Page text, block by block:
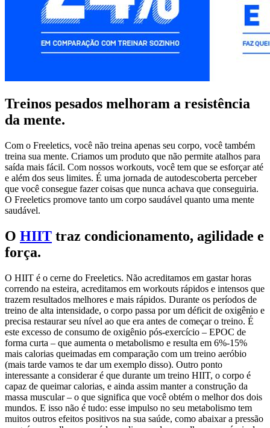
Treinos pesados melhoram a resistência
da mente.
Com o Freeletics, você não treina apenas seu corpo, você também
treina sua mente. Criamos um produto que não permite atalhos para
saída mais fácil. Com nossos workouts, você tem que se esforçar até
e além dos seus limites. É uma jornada de autodescoberta perceber
que você consegue fazer coisas que nunca achava que conseguiria.
O Freeletics promove tanto um corpo saudável quanto uma mente
saudável.
O HIIT traz condicionamento, agilidade e
força.
O HIIT é o cerne do Freeletics. Não acreditamos em gastar horas
correndo na esteira, acreditamos em workouts rápidos e intensos que
trazem resultados melhores e mais rápidos. Durante os períodos de
treino de alta intensidade, o corpo passa por um déficit de oxigênio e
precisa restaurar seu nível ao que era antes de começar o treino. É
este excesso de consumo de oxigênio pós-exercício – EPOC de
forma curta – que aumenta o metabolismo e resulta em 6%-15%
mais calorias queimadas em comparação com um treino aeróbio
(mais tarde vamos te dar um exemplo disso). Outro ponto
interessante a considerar é que durante um treino HIIT, o corpo é
capaz de queimar calorias, e ainda assim manter a construção da
massa muscular – o que significa que você obtém o melhor dos dois
mundos. E isso não é tudo: esse impulso no seu metabolismo tem
muitos outros efeitos positivos na sua saúde, como abaixar a pressão